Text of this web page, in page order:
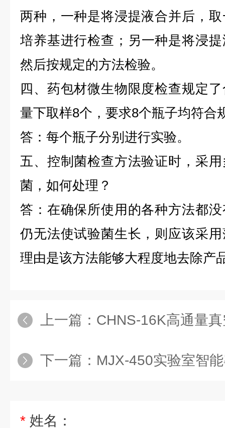
两种，一种是将浸提液合并后，
培养基进行检查；另一种是将浸
然后按规定的方法检验。
四、药包材微生物限度检查规定
量下取样8个，要求8个瓶子均符合
答：每个瓶子分别进行实验。
五、控制菌检查方法验证时，采
菌，如何处理？
答：在确保所使用的各种方法都
仍无法使试验菌生长，则应该采
理由是该方法能够大程度地去除产
上一篇： CHNS-16K高通量真
下一篇： MJX-450实验室智能霉菌
* 姓名：